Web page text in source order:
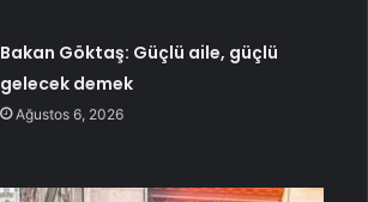
Bakan Göktaş: Güçlü aile, güçlü
gelecek demek
Ağustos 6, 2026